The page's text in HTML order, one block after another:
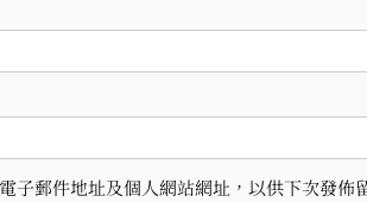
子郵件地址及個人網站網址，以供下次發佈